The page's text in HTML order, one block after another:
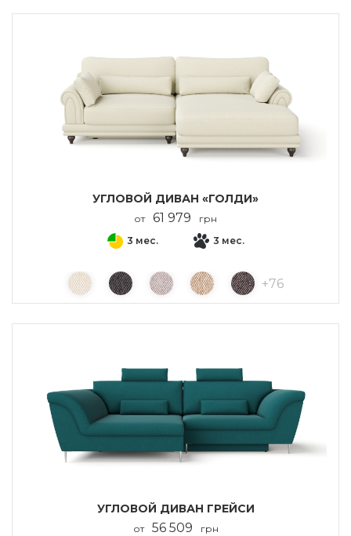
УГЛОВОЙ ДИВАН «ГОЛДИ»
от 61 979 грн
+76
3 мес. 3 мес.
УГЛОВОЙ ДИВАН ГРЕЙСИ
от 56 509 грн